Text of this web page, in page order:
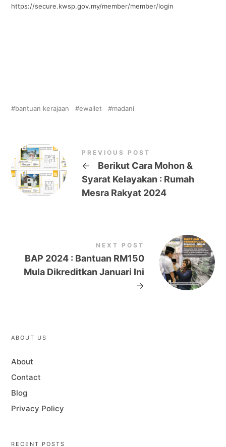
https://secure.kwsp.gov.my/member/member/login
bantuan kerajaan ewallet madani
PREVIOUS POST
←
Berikut Cara Mohon &
Syarat Kelayakan : Rumah
Mesra Rakyat 2024
NEXT POST
BAP 2024 : Bantuan RM150
Mula Dikreditkan Januari Ini
→
ABOUT US
About
Contact
Blog
Privacy Policy
RECENT POSTS